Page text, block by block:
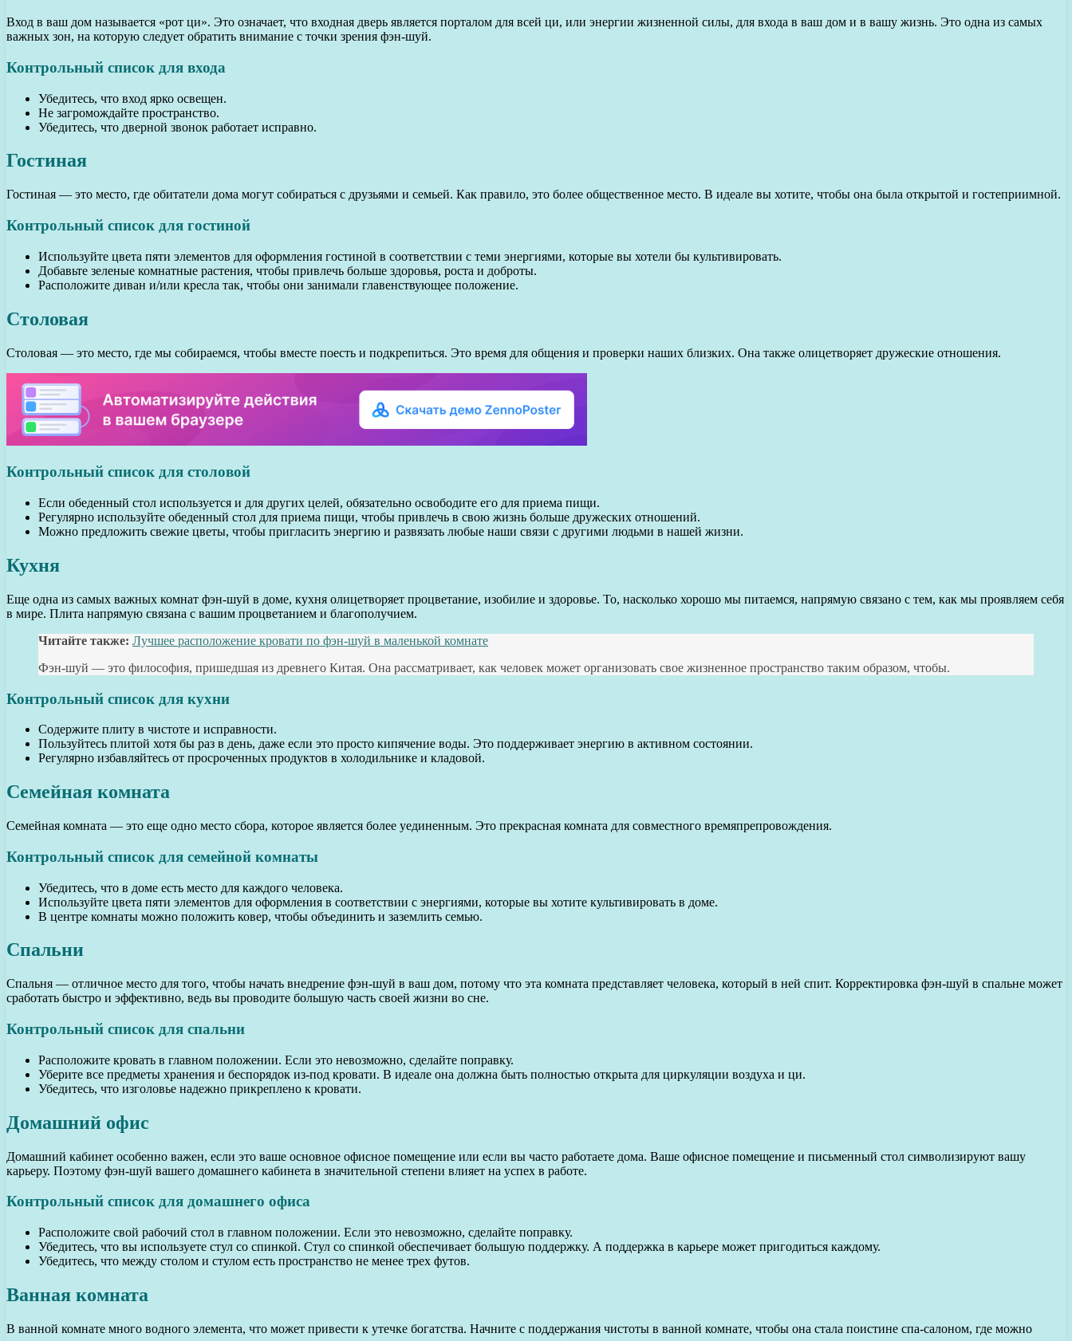
Вход в ваш дом называется «рот ци». Это означает, что входная дверь является порталом для всей ци, или энергии жизненной силы, для входа в ваш дом и в вашу жизнь. Это одна из самых
важных зон, на которую следует обратить внимание с точки зрения фэн-шуй.
Контрольный список для входа
Убедитесь, что вход ярко освещен.
Не загромождайте пространство.
Убедитесь, что дверной звонок работает исправно.
Гостиная
Гостиная — это место, где обитатели дома могут собираться с друзьями и семьей. Как правило, это более общественное место. В идеале вы хотите, чтобы она была открытой и гостеприимной.
Контрольный список для гостиной
Используйте цвета пяти элементов для оформления гостиной в соответствии с теми энергиями, которые вы хотели бы культивировать.
Добавьте зеленые комнатные растения, чтобы привлечь больше здоровья, роста и доброты.
Расположите диван и/или кресла так, чтобы они занимали главенствующее положение.
Столовая
Столовая — это место, где мы собираемся, чтобы вместе поесть и подкрепиться. Это время для общения и проверки наших близких. Она также олицетворяет дружеские отношения.
Контрольный список для столовой
Если обеденный стол используется и для других целей, обязательно освободите его для приема пищи.
Регулярно используйте обеденный стол для приема пищи, чтобы привлечь в свою жизнь больше дружеских отношений.
Можно предложить свежие цветы, чтобы пригласить энергию и развязать любые наши связи с другими людьми в нашей жизни.
Кухня
Еще одна из самых важных комнат фэн-шуй в доме, кухня олицетворяет процветание, изобилие и здоровье. То, насколько хорошо мы питаемся, напрямую связано с тем, как мы проявляем себя
в мире. Плита напрямую связана с вашим процветанием и благополучием.
Читайте также: Лучшее расположение кровати по фэн-шуй в маленькой комнате
Фэн-шуй — это философия, пришедшая из древнего Китая. Она рассматривает, как человек может организовать свое жизненное пространство таким образом, чтобы.
Контрольный список для кухни
Содержите плиту в чистоте и исправности.
Пользуйтесь плитой хотя бы раз в день, даже если это просто кипячение воды. Это поддерживает энергию в активном состоянии.
Регулярно избавляйтесь от просроченных продуктов в холодильнике и кладовой.
Семейная комната
Семейная комната — это еще одно место сбора, которое является более уединенным. Это прекрасная комната для совместного времяпрепровождения.
Контрольный список для семейной комнаты
Убедитесь, что в доме есть место для каждого человека.
Используйте цвета пяти элементов для оформления в соответствии с энергиями, которые вы хотите культивировать в доме.
В центре комнаты можно положить ковер, чтобы объединить и заземлить семью.
Спальни
Спальня — отличное место для того, чтобы начать внедрение фэн-шуй в ваш дом, потому что эта комната представляет человека, который в ней спит. Корректировка фэн-шуй в спальне может
сработать быстро и эффективно, ведь вы проводите большую часть своей жизни во сне.
Контрольный список для спальни
Расположите кровать в главном положении. Если это невозможно, сделайте поправку.
Уберите все предметы хранения и беспорядок из-под кровати. В идеале она должна быть полностью открыта для циркуляции воздуха и ци.
Убедитесь, что изголовье надежно прикреплено к кровати.
Домашний офис
Домашний кабинет особенно важен, если это ваше основное офисное помещение или если вы часто работаете дома. Ваше офисное помещение и письменный стол символизируют вашу
карьеру. Поэтому фэн-шуй вашего домашнего кабинета в значительной степени влияет на успех в работе.
Контрольный список для домашнего офиса
Расположите свой рабочий стол в главном положении. Если это невозможно, сделайте поправку.
Убедитесь, что вы используете стул со спинкой. Стул со спинкой обеспечивает большую поддержку. А поддержка в карьере может пригодиться каждому.
Убедитесь, что между столом и стулом есть пространство не менее трех футов.
Ванная комната
В ванной комнате много водного элемента, что может привести к утечке богатства. Начните с поддержания чистоты в ванной комнате, чтобы она стала поистине спа-салоном, где можно